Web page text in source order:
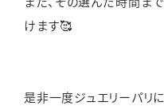
けます🥰
是非一度ジュエリーパリに